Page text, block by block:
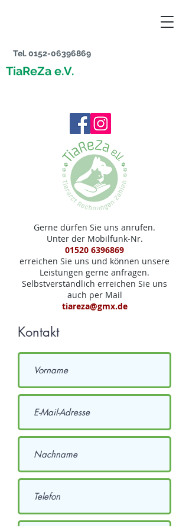
TiaReZa e.V.
Tel.0152-06396869
Gerne dürfen Sie uns anrufen.
Unter der Mobilfunk-Nr.
01520 6396869
erreichen Sie uns und können unsere
Leistungen gerne anfragen.
Selbstverständlich erreichen Sie uns
auch per Mail
tiareza@gmx.de
Kontakt